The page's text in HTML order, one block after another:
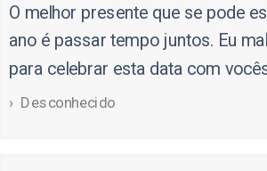
O melhor presente que se pode
ano é passar tempo juntos. Eu
para celebrar esta data com
Desconhecido